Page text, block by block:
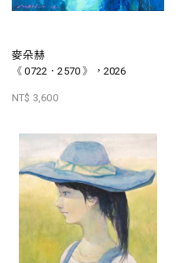
麥朵赫
《 0722．2570 》，2026
NT$ 3,600